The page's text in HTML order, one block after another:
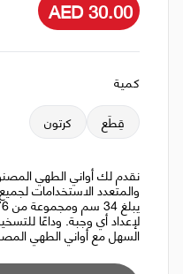
AED 30.00
كمية
قِطَع
كرتون
نقدم لك أواني الطهي
والمتعدد الاستخدامات
لإعداد أي وجبة. وداعًا
السهل مع أواني الطهي